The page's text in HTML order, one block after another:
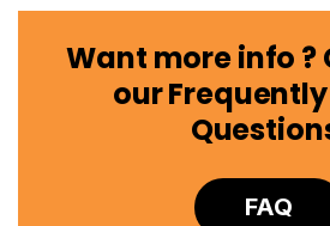
Want more info ?
our
FAQ